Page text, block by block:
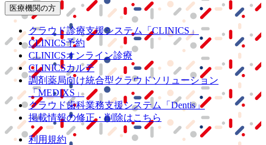
医療機関の方
クラウド診療支援システム
「CLINICS」
CLINICS予約
CLINICSオンライン診療
CLINICSカルテ
調剤薬局向け統合型クラウドソリューション
「MEDIXS」
クラウド歯科業務支援システム
「Dentis」
掲載情報の修正・削除はこちら
利用規約